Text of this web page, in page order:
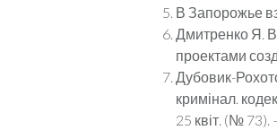
В Запорожье
Дмитренко Я.
проектами
Дубовик-
кримінал.
25 квіт. (№ 73).